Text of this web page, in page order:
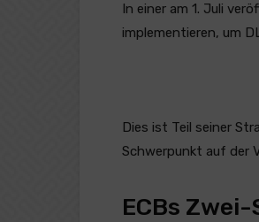
In einer am 1. Juli
implementieren, um
Dies ist Teil seiner
Schwerpunkt auf der
ECBs